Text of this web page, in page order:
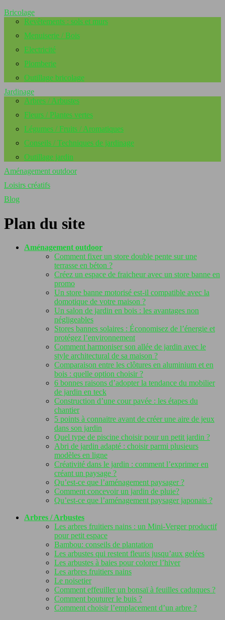
Bricolage
Revêtements : sols et murs
Menuiserie / Bois
Electricité
Plomberie
Outillage bricolage
Jardinage
Arbres / Arbustes
Fleurs / Plantes vertes
Légumes / Fruits / Aromatiques
Conseils / Techniques de jardinage
Outillage jardin
Aménagement outdoor
Loisirs créatifs
Blog
Plan du site
Aménagement outdoor
Comment fixer un store double pente sur une
terrasse en béton ?
Créez un espace de fraicheur avec un store banne en
promo
Un store banne motorisé est-il compatible avec la
domotique de votre maison ?
Un salon de jardin en bois : les avantages non
négligeables
Stores bannes solaires : Économisez de l’énergie et
protégez l’environnement
Comment harmoniser son allée de jardin avec le
style architectural de sa maison ?
Comparaison entre les clôtures en aluminium et en
bois : quelle option choisir ?
6 bonnes raisons d’adopter la tendance du mobilier
de jardin en teck
Construction d’une cour pavée : les étapes du
chantier
5 points à connaitre avant de créer une aire de jeux
dans son jardin
Quel type de piscine choisir pour un petit jardin ?
Abri de jardin adapté : choisir parmi plusieurs
modèles en ligne
Créativité dans le jardin : comment l’exprimer en
créant un paysage ?
Qu’est-ce que l’aménagement paysager ?
Comment concevoir un jardin de pluie?
Qu’est-ce que l’aménagement paysager japonais ?
Arbres / Arbustes
Les arbres fruitiers nains : un Mini-Verger productif
pour petit espace
Bambou: conseils de plantation
Les arbustes qui restent fleuris jusqu’aux gelées
Les arbustes à baies pour colorer l’hiver
Les arbres fruitiers nains
Le noisetier
Comment effeuiller un bonsaï à feuilles caduques ?
Comment bouturer le buis ?
Comment choisir l’emplacement d’un arbre ?